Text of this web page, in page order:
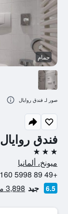
فندق روايال
3 نجوم
ميونخ، ألمانيا
+49 89 5998 8160
6.5 جيد 3,898 من التقييمات تم التحقق منها
حمام
صور لـ فندق روايال